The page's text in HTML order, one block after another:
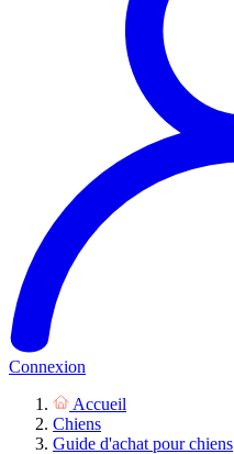
Connexion
Accueil
Chiens
Guide d'achat pour chiens